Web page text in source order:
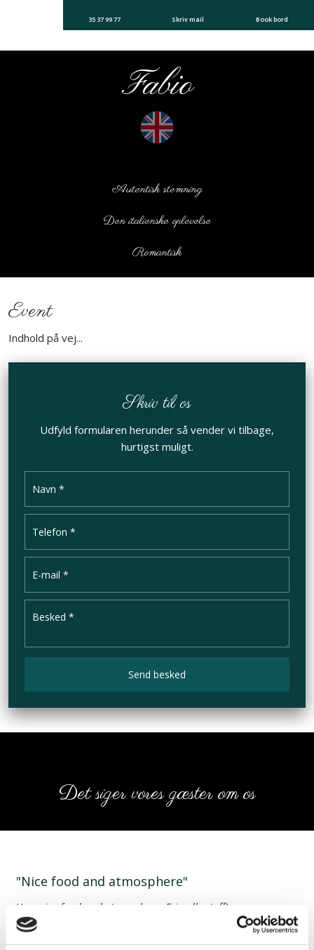
35 37 99 77 Skriv mail Book bord
Fabio​
​Autentisk stemning
​Den italienske oplevelse
​Romantisk
Event
Indhold på vej...
Skriv til os
Udfyld formularen herunder så vender vi tilbage,
hurtigst muligt.
Det siger vores gæster om os
"Nice food and atmosphere"
Very nice food and atmosphere. Friendly staff!
Thomas Skov